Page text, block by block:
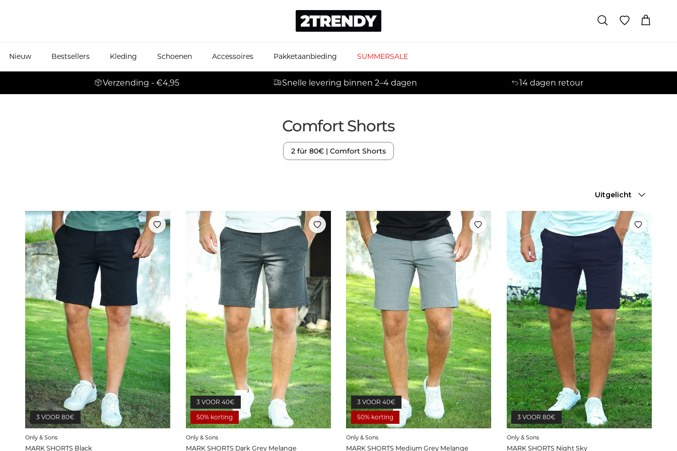
Zoeken
Nieuw Bestsellers Kleding Schoenen Accessoires Pakketaanbieding SUMMERSALE
Verzending - €4,95 Snelle levering binnen 2–4 dagen 14 dagen retour
Comfort Shorts
2 für 80€ | Comfort Shorts
Uitgelicht
3 VOOR 80€
Only & Sons
MARK SHORTS Black
3 VOOR 40€
50% korting
Only & Sons
MARK SHORTS Dark Grey Melange
3 VOOR 40€
50% korting
Only & Sons
MARK SHORTS Medium Grey Melange
3 VOOR 80€
Only & Sons
MARK SHORTS Night Sky